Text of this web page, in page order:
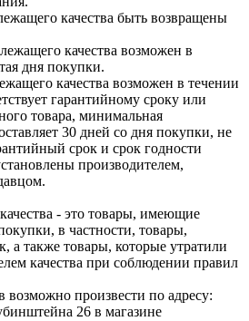
качества быть возвращены
качества возможен в
дня покупки.
качества возможен в течении
гарантийному сроку или
товара, минимальная
30 дней со дня покупки, не
срок и срок годности
производителем,
- это товары, имеющие
в частности, товары,
а также товары, которые утратили
качества при соблюдении правил
возможно произвести по адресу:
26 в магазине